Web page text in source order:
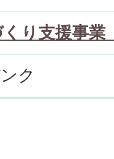
り支援事業
ク